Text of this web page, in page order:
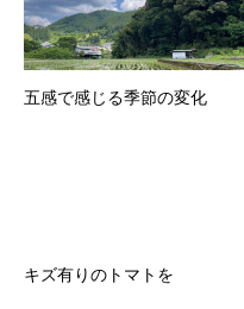
五感で感じる季節の変化
キズ有りのトマトを